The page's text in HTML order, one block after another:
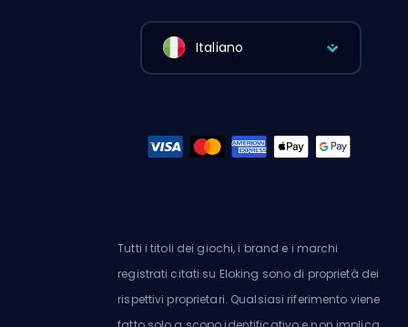
Italiano
Tutti i titoli dei giochi, i brand e i marchi
registrati citati su Eloking sono di proprietà dei
rispettivi proprietari. Qualsiasi riferimento viene